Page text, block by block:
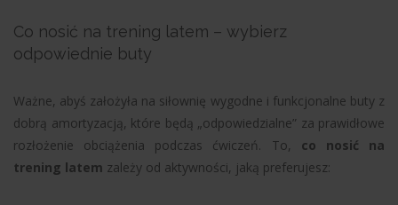
Co nosić na trening latem – wybierz
odpowiednie buty
Ważne, abyś założyła na siłownię wygodne i funkcjonalne buty z
dobrą amortyzacją, które będą „odpowiedzialne” za prawidłowe
rozłożenie obciążenia podczas ćwiczeń. To, co nosić na
trening latem zależy od aktywności, jaką preferujesz: